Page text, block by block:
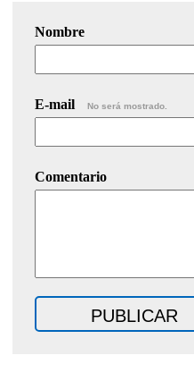
Nombre
E-mail No será mostrado.
Comentario